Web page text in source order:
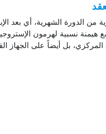
الدورة الشهرية، أي بعد
نسبية لهرمون
بل أيضاً على الجهاز